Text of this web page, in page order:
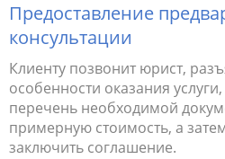
Предоставление
консультации
Клиенту позвонит юрист,
особенности оказания
перечень необходимой
примерную стоимость, а
заключить соглашение.